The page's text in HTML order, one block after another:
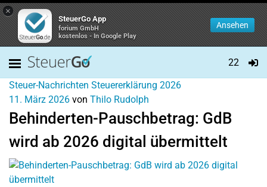
×
SteuerGo App
forium GmbH
kostenlos - In Google Play
Ansehen
22
Steuer-Nachrichten Steuererklärung 2026
11. März 2026 von Thilo Rudolph
Behinderten-Pauschbetrag: GdB
wird ab 2026 digital übermittelt